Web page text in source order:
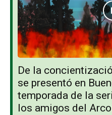
De la
se presentó en
temporada de la
los amigos del